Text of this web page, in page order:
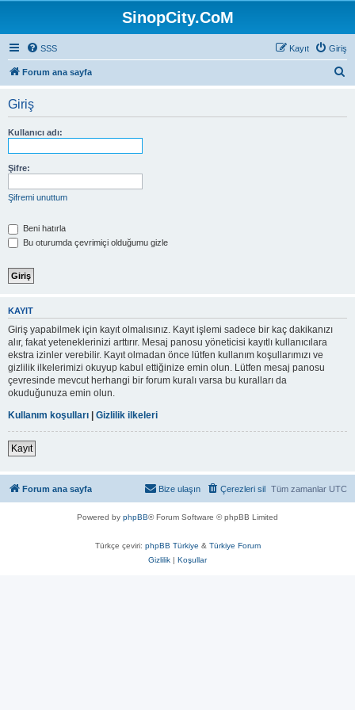
SinopCity.CoM
SSS Giriş
Kayıt
Forum ana sayfa
Giriş
Kullanıcı adı:
Şifre:
Şifremi unuttum
Beni hatırla
Bu oturumda çevrimiçi olduğumu gizle
KAYIT
Giriş yapabilmek için kayıt olmalısınız. Kayıt işlemi sadece bir kaç dakikanızı
alır, fakat yeteneklerinizi arttırır. Mesaj panosu yöneticisi kayıtlı kullanıcılara
ekstra izinler verebilir. Kayıt olmadan önce lütfen kullanım koşullarımızı ve
gizlilik ilkelerimizi okuyup kabul ettiğinize emin olun. Lütfen mesaj panosu
çevresinde mevcut herhangi bir forum kuralı varsa bu kuralları da
okuduğunuza emin olun.
Kullanım koşulları | Gizlilik ilkeleri
Kayıt
Forum ana sayfa Tüm zamanlar UTC
Çerezleri sil
Bize ulaşın
Powered by phpBB® Forum Software © phpBB Limited
Türkçe çeviri: phpBB Türkiye & Türkiye Forum
Gizlilik | Koşullar